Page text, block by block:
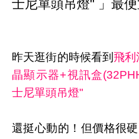
士尼單頭吊燈" 」最便
昨天逛街的時候看到 飛
晶顯示器+視訊盒
士尼單頭吊燈"
還挺心動的！但價格很